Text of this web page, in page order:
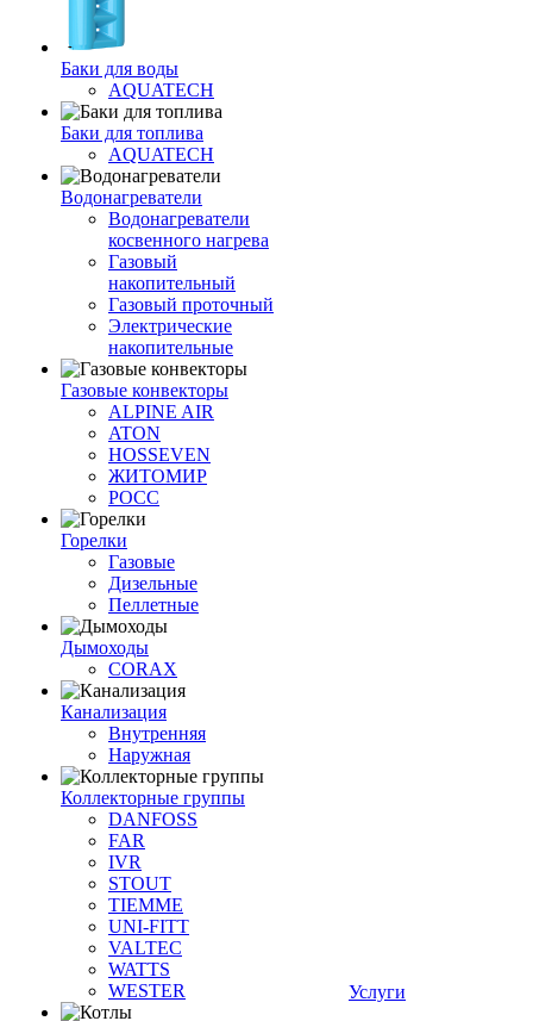
Баки для воды
AQUATECH
Баки для топлива
AQUATECH
Водонагреватели
Водонагреватели
косвенного нагрева
Газовый
накопительный
Газовый проточный
Электрические
накопительные
Газовые конвекторы
ALPINE AIR
ATON
HOSSEVEN
ЖИТОМИР
РОСС
Горелки
Газовые
Дизельные
Пеллетные
Дымоходы
CORAX
Канализация
Внутренняя
Наружная
Коллекторные группы
DANFOSS
FAR
IVR
STOUT
TIEMME
UNI-FITT
VALTEC
WATTS
WESTER
Услуги